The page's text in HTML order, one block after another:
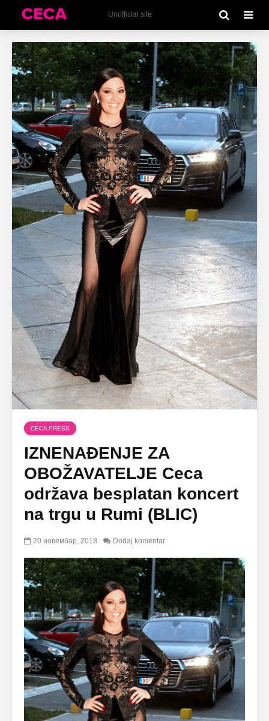
Unofficial site
CECA PRESS
IZNENAĐENJE ZA
OBOŽAVATELJE Ceca
održava besplatan koncert
na trgu u Rumi (BLIC)
20 новембар, 2018 Dodaj komentar